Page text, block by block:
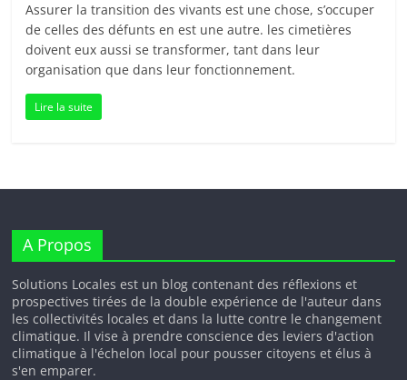
Assurer la transition des vivants est une chose, s’occuper
de celles des défunts en est une autre. les cimetières
doivent eux aussi se transformer, tant dans leur
organisation que dans leur fonctionnement.
Lire la suite
A Propos
Solutions Locales est un blog contenant des réflexions et
prospectives tirées de la double expérience de l'auteur dans
les collectivités locales et dans la lutte contre le changement
climatique. Il vise à prendre conscience des leviers d'action
climatique à l'échelon local pour pousser citoyens et élus à
s'en emparer.